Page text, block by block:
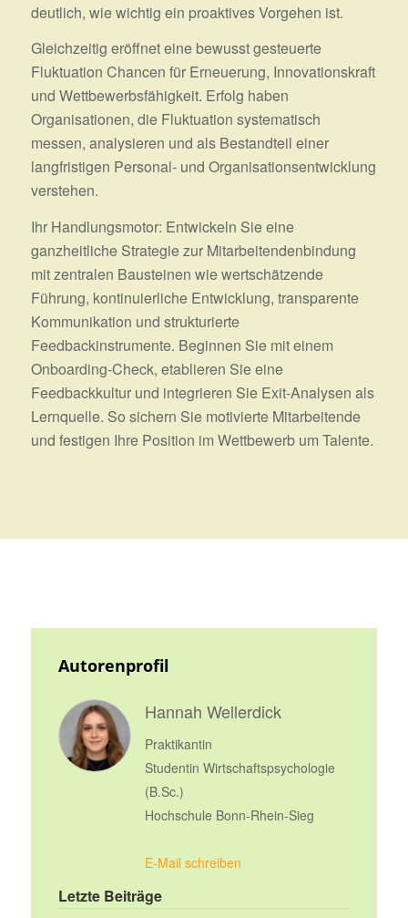
deutlich, wie wichtig ein proaktives Vorgehen ist.
Gleichzeitig eröffnet eine bewusst gesteuerte
Fluktuation Chancen für Erneuerung, Innovationskraft
und Wettbewerbsfähigkeit. Erfolg haben
Organisationen, die Fluktuation systematisch
messen, analysieren und als Bestandteil einer
langfristigen Personal‑ und Organisationsentwicklung
verstehen.
Ihr Handlungsmotor: Entwickeln Sie eine
ganzheitliche Strategie zur Mitarbeitendenbindung
mit zentralen Bausteinen wie wertschätzende
Führung, kontinuierliche Entwicklung, transparente
Kommunikation und strukturierte
Feedbackinstrumente. Beginnen Sie mit einem
Onboarding‑Check, etablieren Sie eine
Feedbackkultur und integrieren Sie Exit‑Analysen als
Lernquelle. So sichern Sie motivierte Mitarbeitende
und festigen Ihre Position im Wettbewerb um Talente.
Autorenprofil
Hannah Wellerdick
Praktikantin
Studentin Wirtschaftspsychologie
(B.Sc.)
Hochschule Bonn-Rhein-Sieg
E-Mail schreiben
Letzte Beiträge